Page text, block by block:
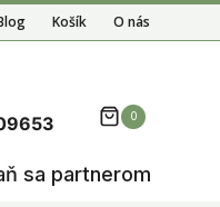
Košík O nás
and down arrows
0
sa partnerom